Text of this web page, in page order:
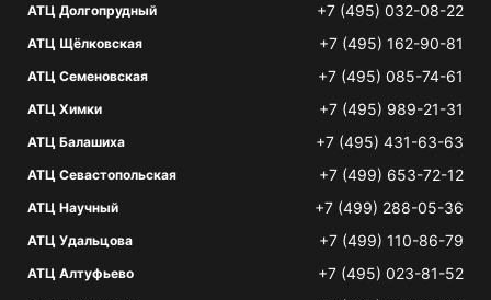
АТЦ Долгопрудный +7 (495) 032-08-22
АТЦ Щёлковская +7 (495) 162-90-81
АТЦ Семеновская +7 (495) 085-74-61
АТЦ Химки +7 (495) 989-21-31
АТЦ Балашиха +7 (495) 431-63-63
АТЦ Севастопольская +7 (499) 653-72-12
АТЦ Научный +7 (499) 288-05-36
АТЦ Удальцова +7 (499) 110-86-79
АТЦ Алтуфьево +7 (495) 023-81-52